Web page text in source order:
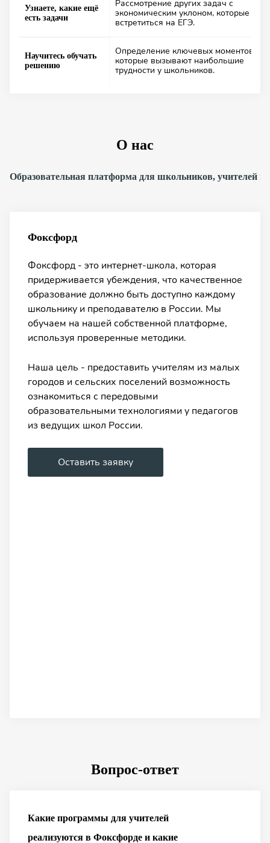
Узнаете, какие ещё
есть задачи
Рассмотрение других задач с
экономическим уклоном, которые
встретиться на ЕГЭ.
Научитесь обучать
решению
Определение ключевых моментов,
которые вызывают наибольшие
трудности у школьников.
О нас
Образовательная платформа для школьников, учителей и
Фоксфорд
Фоксфорд - это интернет-школа, которая
придерживается убеждения, что качественное
образование должно быть доступно каждому
школьнику и преподавателю в России. Мы
обучаем на нашей собственной платформе,
используя проверенные методики.
Наша цель - предоставить учителям из малых
городов и сельских поселений возможность
ознакомиться с передовыми
образовательными технологиями у педагогов
из ведущих школ России.
Оставить заявку
Вопрос-ответ
Какие программы для учителей
реализуются в Фоксфорде и какие